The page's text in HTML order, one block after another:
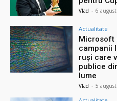
Vlad - 6
Actualitate
Microsoft
campanii
ruși care
publice
lume
Vlad - 5